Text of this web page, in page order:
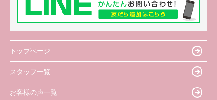
トップページ
スタッフ一覧
お客様の声一覧